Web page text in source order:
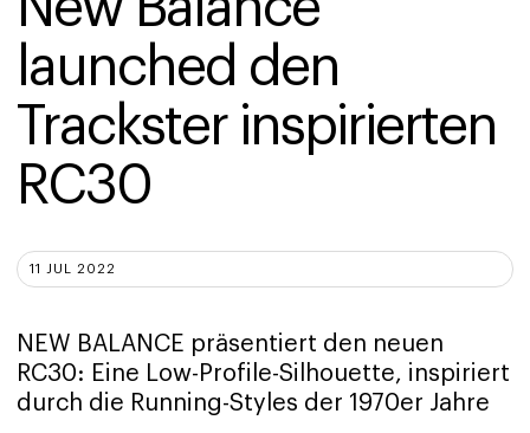
launched den
Trackster inspirierten
RC30
11 JUL 2022
NEW BALANCE präsentiert den neuen
RC30: Eine Low-Profile-Silhouette, inspiriert
durch die Running-Styles der 1970er Jahre